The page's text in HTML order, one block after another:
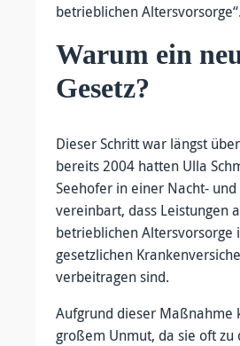
betrieblichen Altersvorsorge“.
Warum ein
Gesetz?
Dieser Schritt war längst
bereits 2004 hatten Ulla
Seehofer in einer Nacht-
vereinbart, dass Leistungen
betrieblichen Altersvorsorge
gesetzlichen
verbeitragen sind.
Aufgrund dieser Maßnahme
großem Unmut, da sie oft zu